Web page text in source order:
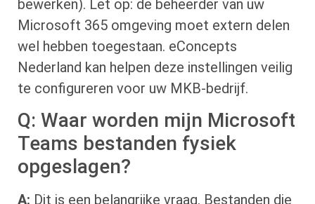
bewerken). Let op: de beheerder van uw
Microsoft 365 omgeving moet extern delen
wel hebben toegestaan. eConcepts
Nederland kan helpen deze instellingen veilig
te configureren voor uw MKB-bedrijf.
Q: Waar worden mijn Microsoft
Teams bestanden fysiek
opgeslagen?
A: Dit is een belangrijke vraag. Bestanden die